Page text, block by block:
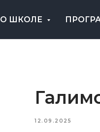
О ШКОЛЕ
12.09.2025